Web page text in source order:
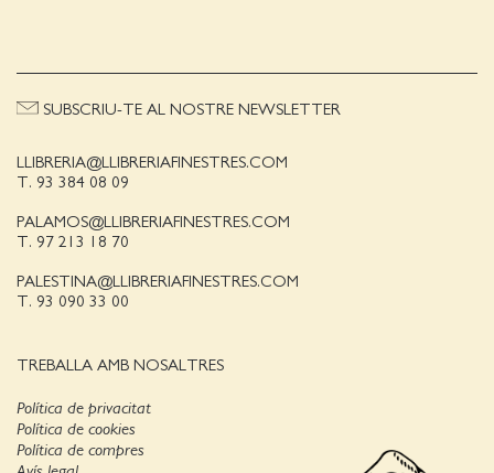
LLIBRERIA@LLIBRERIAFINESTRES.COM
T. 93 384 08 09
PALAMOS@LLIBRERIAFINESTRES.COM
T. 97 213 18 70
PALESTINA@LLIBRERIAFINESTRES.COM
T. 93 090 33 00
TREBALLA AMB NOSALTRES
SUBSCRIU-TE AL NOSTRE NEWSLETTER
Política de privacitat
Política de cookies
Política de compres